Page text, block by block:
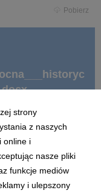
Pobierz
strony
z naszych
online i
nasze pliki
funkcje mediów
i ulepszony